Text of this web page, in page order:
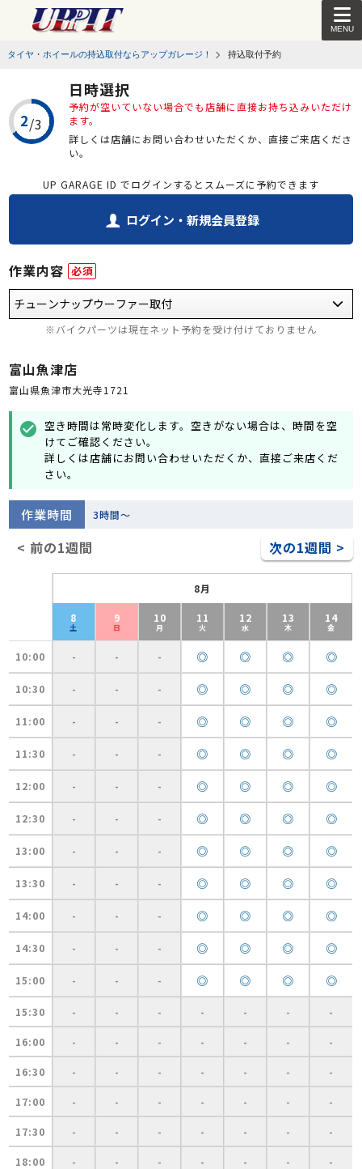
MENU
タイヤ・ホイールの持込取付ならアップガレージ！ 持込取付予約
日時選択
予約が空いていない場合でも店舗に直接お持ち込みいただけ
ます。
詳しくは店舗にお問い合わせいただくか、直接ご来店くださ
い。
UP GARAGE ID でログインするとスムーズに予約できます
ログイン・新規会員登録
作業内容 必須
※バイクパーツは現在ネット予約を受け付けておりません
富山魚津店
富山県魚津市大光寺1721
check_circle 空き時間は常時変化します。空きがない場合は、時間を空
けてご確認ください。
詳しくは店舗にお問い合わせいただくか、直接ご来店くだ
さい。
作業時間 3時間～
< 前の1週間 次の1週間 >
8月
8
土
9
日
10
月
11
火
12
水
13
木
14
金
10:00 - - - ◎ ◎ ◎ ◎
10:30 - - - ◎ ◎ ◎ ◎
11:00 - - - ◎ ◎ ◎ ◎
11:30 - - - ◎ ◎ ◎ ◎
12:00 - - - ◎ ◎ ◎ ◎
12:30 - - - ◎ ◎ ◎ ◎
13:00 - - - ◎ ◎ ◎ ◎
13:30 - - - ◎ ◎ ◎ ◎
14:00 - - - ◎ ◎ ◎ ◎
14:30 - - - ◎ ◎ ◎ ◎
15:00 - - - ◎ ◎ ◎ ◎
15:30 - - - - - - -
16:00 - - - - - - -
16:30 - - - - - - -
17:00 - - - - - - -
17:30 - - - - - - -
18:00 - - - - - - -